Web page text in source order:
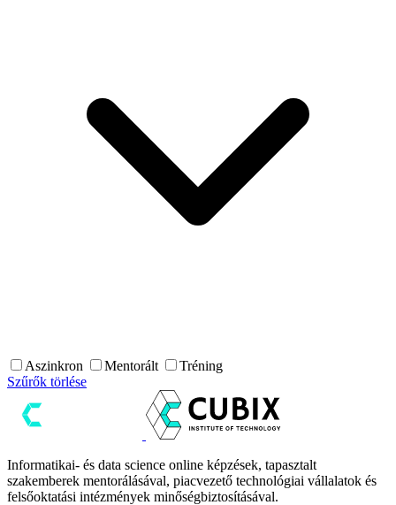
Aszinkron Mentorált
Tréning
Szűrők törlése
Informatikai- és data science online képzések, tapasztalt
szakemberek mentorálásával, piacvezető technológiai vállalatok és
felsőoktatási intézmények minőségbiztosításával.